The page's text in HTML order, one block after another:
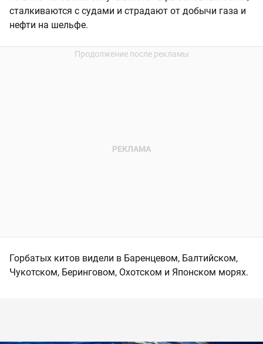
сталкиваются с судами и страдают от добычи газа и
нефти на шельфе.
Горбатых китов видели в Баренцевом, Балтийском,
Чукотском, Беринговом, Охотском и Японском морях.